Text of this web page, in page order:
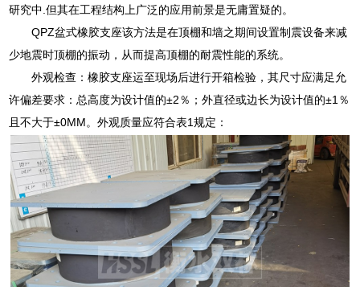
研究中.但其在工程结构上广泛的应用前景是无庸置疑的。
QPZ盆式橡胶支座该方法是在顶棚和墙之期间设置制震设备来减
少地震时顶棚的振动，从而提高顶棚的耐震性能的系统。
外观检查：橡胶支座运至现场后进行开箱检验，其尺寸应满足允
许偏差要求：总高度为设计值的±2％；外直径或边长为设计值的±1％
且不大于±0MM。外观质量应符合表1规定：